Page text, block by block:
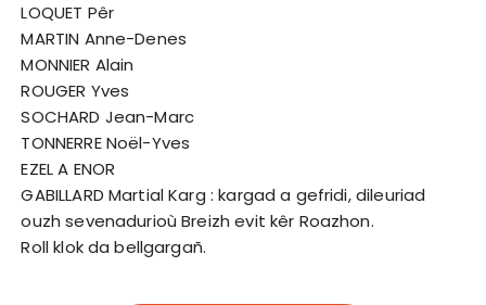
LOQUET Pêr
MARTIN Anne-Denes
MONNIER Alain
ROUGER Yves
SOCHARD Jean-Marc
TONNERRE Noël-Yves
EZEL A ENOR
GABILLARD Martial Karg : kargad a gefridi, dileuriad
ouzh sevenadurioù Breizh evit kêr Roazhon.
Roll klok da bellgargañ.